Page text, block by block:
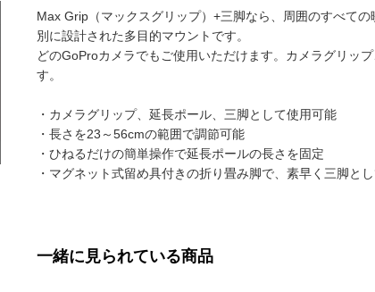
Max Grip（マックスグリップ）+三脚なら、周囲のすべて
別に設計された多目的マウントです。
どのGoProカメラでもご使用いただけます。カメラグリッ
す。
・カメラグリップ、延長ポール、三脚として使用可能
・長さを23～56cmの範囲で調節可能
・ひねるだけの簡単操作で延長ポールの長さを固定
・マグネット式留め具付きの折り畳み脚で、素早く三脚と
一緒に見られている商品